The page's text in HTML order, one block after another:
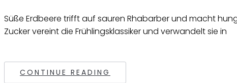
Süße Erdbeere trifft auf sauren Rhabarber und macht
Zucker vereint die Frühlingsklassiker und verwandelt sie in
CONTINUE READING